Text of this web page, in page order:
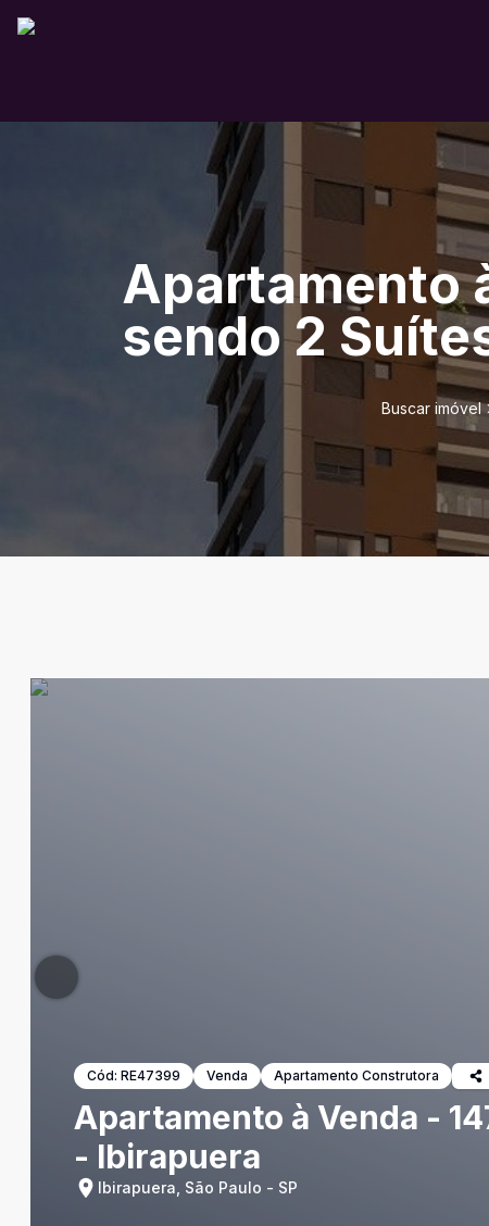
Apartamento
sendo 2
Buscar imóvel
Cód: RE47399 Venda Apartamento Construtora
Apartamento à Venda -
- Ibirapuera
Ibirapuera, São Paulo - SP